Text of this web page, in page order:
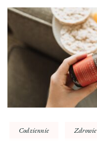
Codziennie Zdrowie